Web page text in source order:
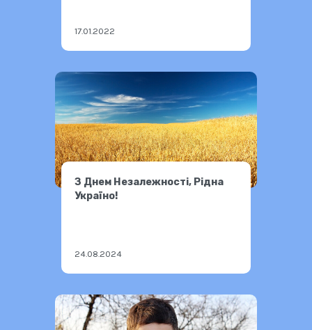
17.01.2022
З Днем Незалежності, Рідна
Україно!
24.08.2024